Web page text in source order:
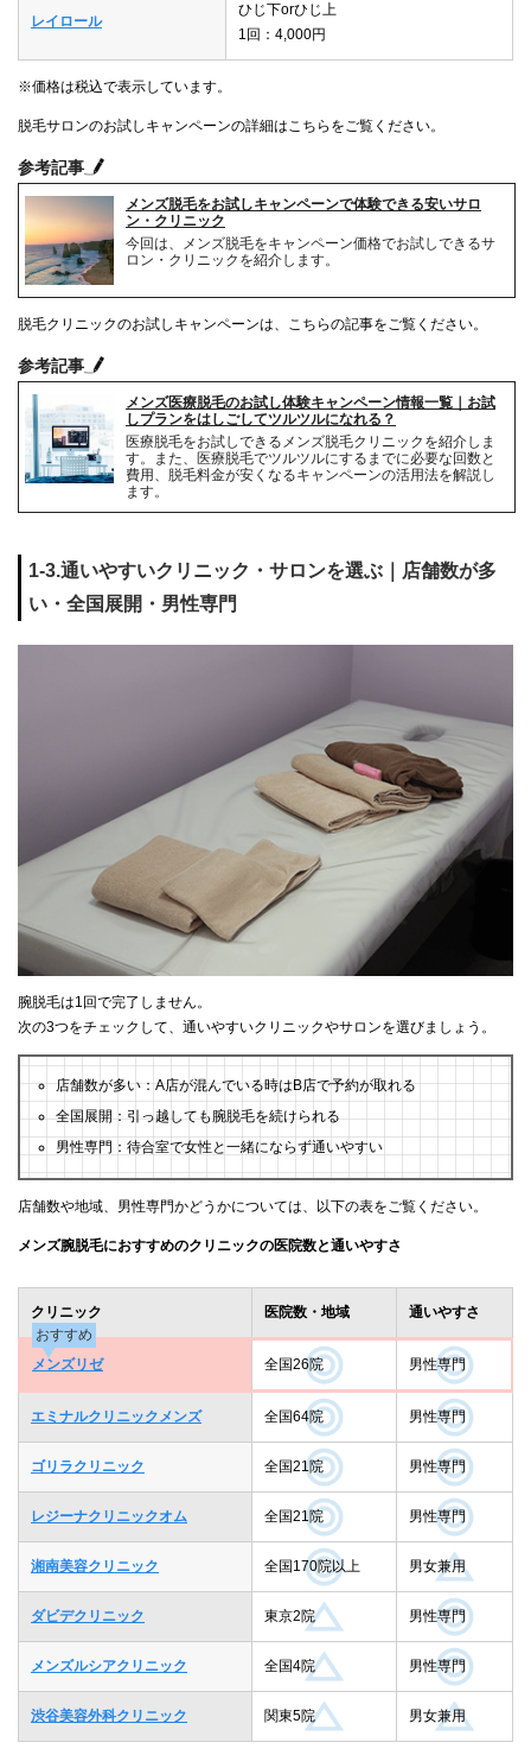
レイロール
ひじ下orひじ上
1回：4,000円
※価格は税込で表示しています。
脱毛サロンのお試しキャンペーンの詳細はこちらをご覧ください。
参考記事
メンズ脱毛をお試しキャンペーンで体験できる安いサロ
ン・クリニック
今回は、メンズ脱毛をキャンペーン価格でお試しできるサ
ロン・クリニックを紹介します。
脱毛クリニックのお試しキャンペーンは、こちらの記事をご覧ください。
参考記事
メンズ医療脱毛のお試し体験キャンペーン情報一覧｜お試
しプランをはしごしてツルツルになれる？
医療脱毛をお試しできるメンズ脱毛クリニックを紹介しま
す。また、医療脱毛でツルツルにするまでに必要な回数と
費用、脱毛料金が安くなるキャンペーンの活用法を解説し
ます。
1-3.通いやすいクリニック・サロンを選ぶ｜店舗数が多
い・全国展開・男性専門
腕脱毛は1回で完了しません。
次の3つをチェックして、通いやすいクリニックやサロンを選びましょう。
店舗数が多い：A店が混んでいる時はB店で予約が取れる
全国展開：引っ越しても腕脱毛を続けられる
男性専門：待合室で女性と一緒にならず通いやすい
店舗数や地域、男性専門かどうかについては、以下の表をご覧ください。
メンズ腕脱毛におすすめのクリニックの医院数と通いやすさ
クリニック 医院数・地域
通いやすさ
おすすめ
メンズリゼ
全国26院 男性専門
エミナルクリニックメンズ 全国64院 男性専門
ゴリラクリニック 全国21院 男性専門
レジーナクリニックオム 全国21院 男性専門
湘南美容クリニック 全国170院以上 男女兼用
ダビデクリニック 東京2院 男性専門
メンズルシアクリニック 全国4院 男性専門
渋谷美容外科クリニック 関東5院 男女兼用